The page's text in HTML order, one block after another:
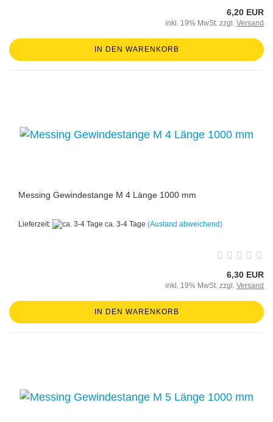
6,20 EUR
inkl. 19% MwSt. zzgl. Versand
IN DEN WARENKORB
Messing Gewindestange M 4 Länge 1000 mm
Lieferzeit: ca. 3-4 Tage (Ausland abweichend)
6,30 EUR
inkl. 19% MwSt. zzgl. Versand
IN DEN WARENKORB